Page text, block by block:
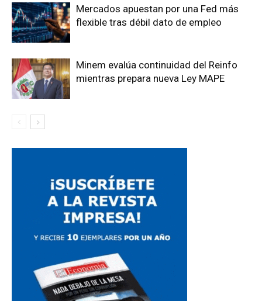
Mercados apuestan por una Fed más
flexible tras débil dato de empleo
Minem evalúa continuidad del Reinfo
mientras prepara nueva Ley MAPE